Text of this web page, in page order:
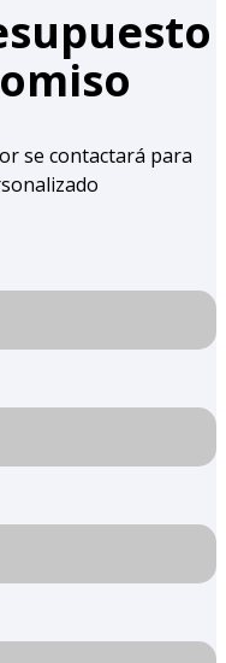
se contactará para